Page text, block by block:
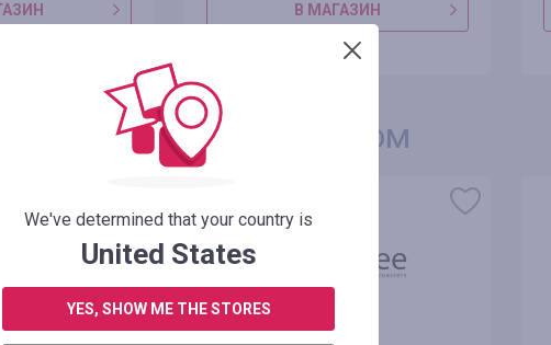
В МАГАЗИН
ПОДРОБНЕЕ
магазины с кэшбэком
We've determined that your country is
United States
YES, SHOW ME THE STORES